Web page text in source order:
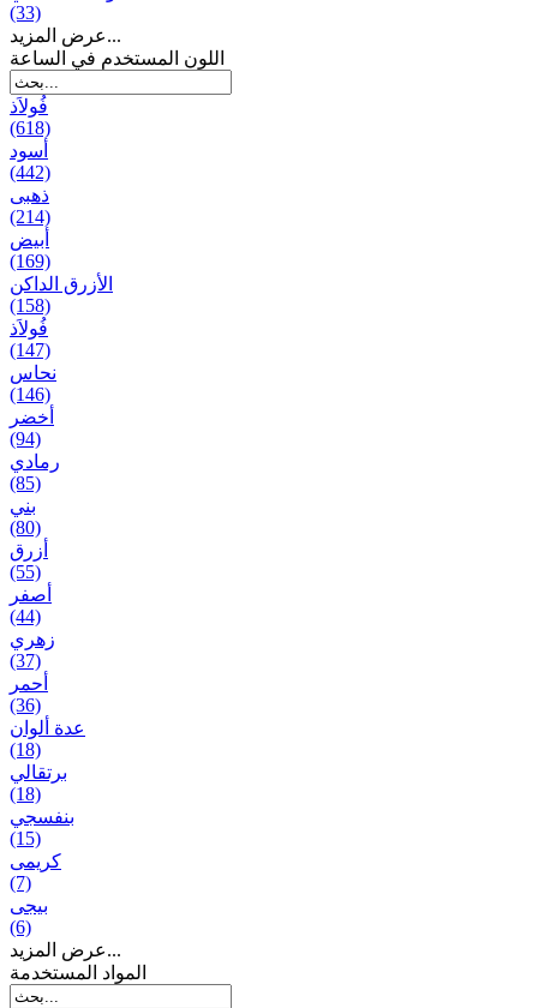
(33)
عرض المزيد...
اللون المستخدم في الساعة
فُولاَذ
(618)
أسود
(442)
ذهبی
(214)
أبيض
(169)
الأزرق الداكن
(158)
فُولاَذ
(147)
نحاس
(146)
أخضر
(94)
رمادي
(85)
بني
(80)
أزرق
(55)
أصفر
(44)
زهري
(37)
أحمر
(36)
عدة ألوان
(18)
برتقالي
(18)
بنفسجي
(15)
کریمی
(7)
بيجی
(6)
عرض المزيد...
المواد المستخدمة